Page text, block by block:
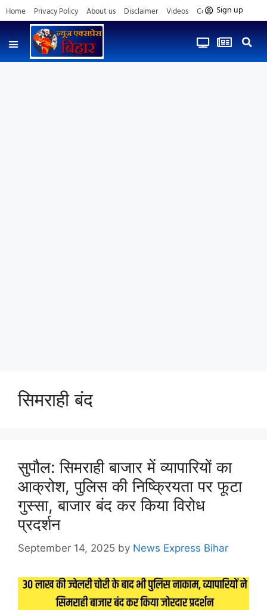
Home Privacy Policy About us Disclaimer Videos Contact us
Sign up
सिमराही बंद
सुपौल: सिमराही बाजार में व्यापारियों का
आक्रोश, पुलिस की निष्क्रियता पर फूटा
गुस्सा, बाजार बंद कर किया विरोध
प्रदर्शन
September 14, 2025 by News Express Bihar